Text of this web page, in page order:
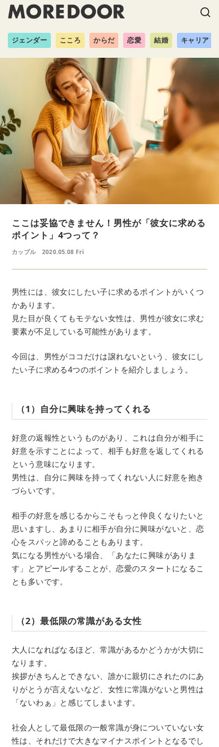
ジェンダー こころ からだ 恋愛 結婚 キャリア
ここは妥協できません！男性が「彼女に求める
ポイント」4つって？
カップル 2020.05.08 Fri
男性には、彼女にしたい子に求めるポイントがいくつ
かあります。
見た目が良くてもモテない女性は、男性が彼女に求む
要素が不足している可能性があります。
今回は、男性がココだけは譲れないという、彼女にし
たい子に求める4つのポイントを紹介しましょう。
（1）自分に興味を持ってくれる
好意の返報性というものがあり、これは自分が相手に
好意を示すことによって、相手も好意を返してくれる
という意味になります。
男性は、自分に興味を持ってくれない人に好意を抱き
づらいです。
相手の好意を感じるからこそもっと仲良くなりたいと
思いますし、あまりに相手が自分に興味がないと、恋
心をスパッと諦めることもあります。
気になる男性がいる場合、「あなたに興味がありま
す」とアピールすることが、恋愛のスタートになるこ
とも多いです。
（2）最低限の常識がある女性
大人になればなるほど、常識があるかどうかが大切に
なります。
挨拶がきちんとできない、誰かに親切にされたのにあ
りがとうが言えないなど、女性に常識がないと男性は
「ないわぁ」と感じてしまいます。
社会人として最低限の一般常識が身についていない女
性は、それだけで大きなマイナスポイントとなるでし